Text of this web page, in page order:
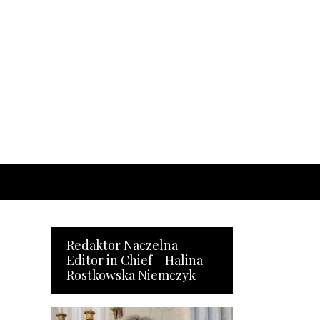
Redaktor Naczelna
Editor in Chief – Halina
Rostkowska Niemczyk